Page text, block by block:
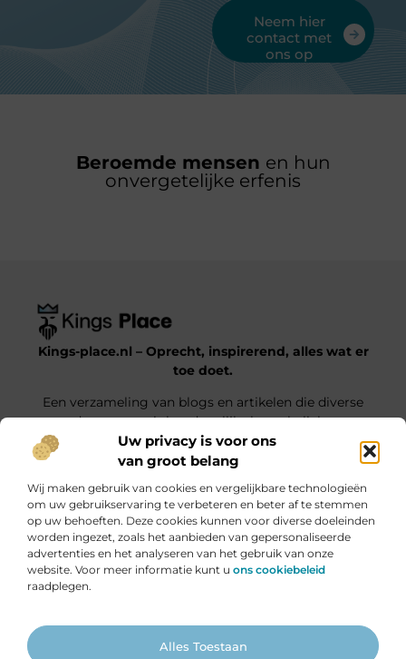
Uw privacy is voor ons
van groot belang
Wij maken gebruik van cookies en vergelijkbare technologieën
om uw gebruikservaring te verbeteren en beter af te stemmen
op uw behoeften. Deze cookies kunnen voor diverse doeleinden
worden ingezet, zoals het aanbieden van gepersonaliseerde
advertenties en het analyseren van het gebruik van onze
website. Voor meer informatie kunt u ons cookiebeleid
raadplegen.
Alles Toestaan Ga Naar
Neem hier
contact met
ons op
Beroemde mensen en hun
onvergetelijke erfenis
Kings-place.nl – Oprecht, inspirerend, alles wat er
toe doet.
Een verzameling van blogs en artikelen die diverse
onderwerpen uit het dagelijks leven belichten.
Onze informatie
Bericht categorie
Cookiebeleid (EU)